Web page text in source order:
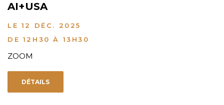
AI+USA
LE 12 DÉC. 2025
DE 12H30 À 13H30
ZOOM
DÉTAILS